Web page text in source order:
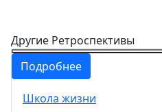
Другие Ретроспективы
Подробнее
Школа жизни